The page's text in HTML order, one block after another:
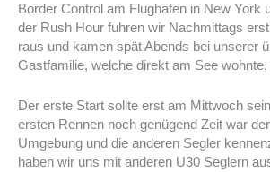
Border Control am Flughafen in New York
der Rush Hour fuhren wir Nachmittags
raus und kamen spät Abends bei unserer
Gastfamilie, welche direkt am See wohnte,
Der erste Start sollte erst am Mittwoch
ersten Rennen noch genügend Zeit war
Umgebung und die anderen Segler
haben wir uns mit anderen U30 Seglern